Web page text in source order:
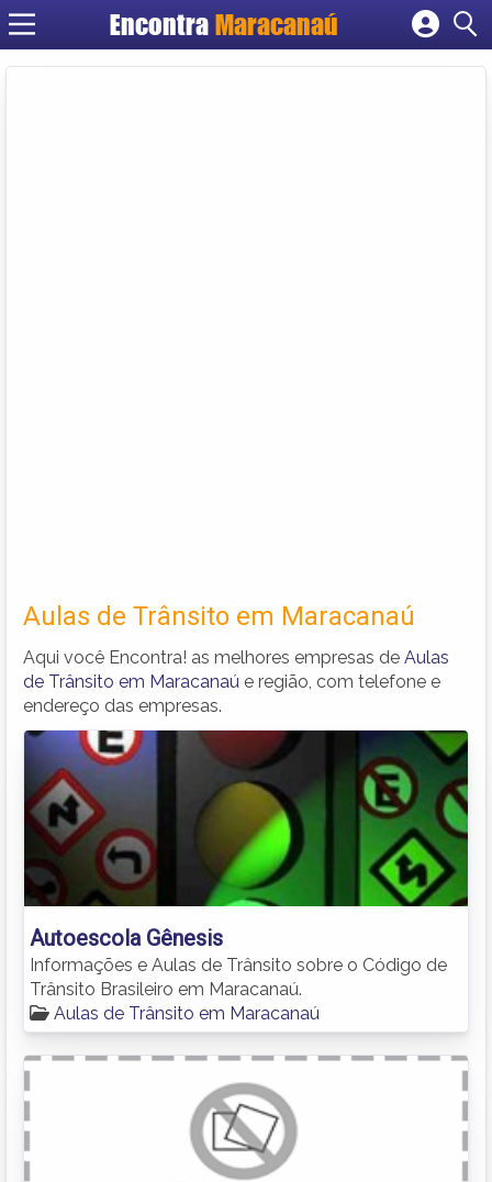
Encontra Maracanaú
Cadastrar empresa
Aulas de Trânsito em Maracanaú
Aqui você Encontra! as melhores empresas de Aulas
de Trânsito em Maracanaú e região, com telefone e
endereço das empresas.
Autoescola Gênesis
Informações e Aulas de Trânsito sobre o Código de
Trânsito Brasileiro em Maracanaú.
Aulas de Trânsito em Maracanaú